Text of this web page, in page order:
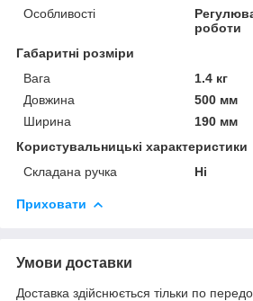
Особливості
роботи
Габаритні розміри
Вага
1.4 кг
Довжина
500 мм
Ширина
190 мм
Користувальницькі характеристики
Складана ручка
Ні
Приховати
Умови доставки
Доставка здійснюється тільки по